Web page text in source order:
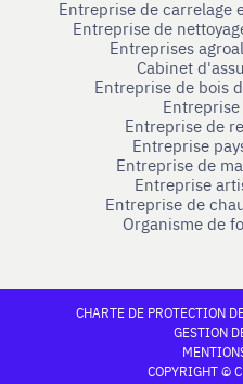
Entreprise de carrelage
Entreprise de
Entreprises
Cabinet
Entreprise de bois
Entreprise de
Entreprise
Entreprise de
Entreprise
Entreprise de
Organisme de
CHARTE DE PROTECTION
GESTION
COPYRIGHT ©